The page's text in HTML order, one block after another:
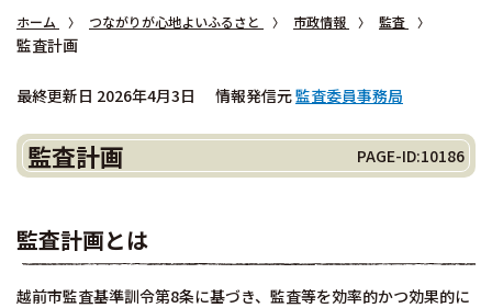
ホーム つながりが心地よいふるさと 市政情報 監査
監査計画
最終更新日 2026年4月3日 情報発信元監査委員事務局
監査計画 PAGE-ID:10186
監査計画とは
越前市監査基準訓令第8条に基づき、監査等を効率的かつ効果的に